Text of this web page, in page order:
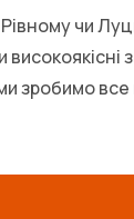
чи
зробимо